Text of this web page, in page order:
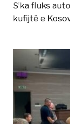
S’ka fluks
kufijtë e